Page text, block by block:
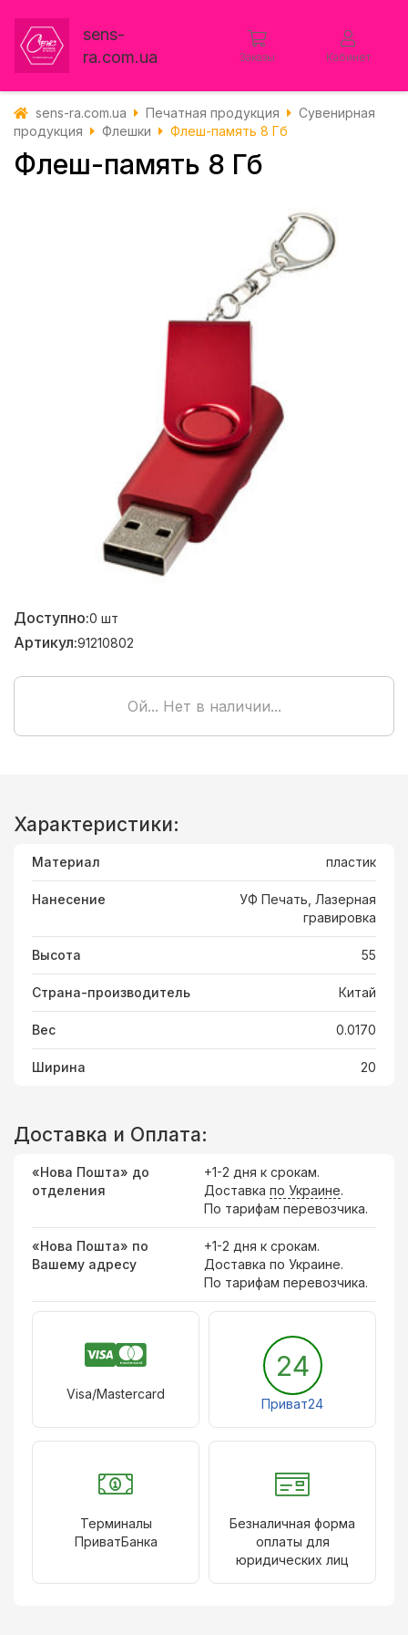
sens-
ra.com.ua
Заказы Кабинет
sens-ra.com.ua Печатная продукция
Сувенирная
продукция
Флешки Флеш-память 8 Гб
Флеш-память 8 Гб
Доступно:0 шт
Артикул:91210802
Ой... Нет в наличии...
Характеристики:
Материал пластик
Нанесение
УФ Печать, Лазерная
гравировка
Высота 55
Страна-производитель Китай
Вес 0.0170
Ширина 20
Доставка и Оплата:
«Нова Пошта» до
отделения
+1-2 дня к срокам.
Доставка по Украине.
По тарифам перевозчика.
«Нова Пошта» по
Вашему адресу
+1-2 дня к срокам.
Доставка по Украине.
По тарифам перевозчика.
Visa/Mastercard
24
Приват24
Терминалы
ПриватБанка
Безналичная форма
оплаты для
юридических лиц